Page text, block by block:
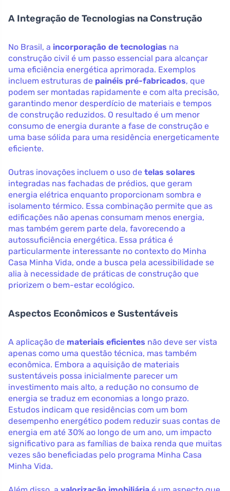
A Integração de Tecnologias na Construção
No Brasil, a incorporação de tecnologias na
construção civil é um passo essencial para alcançar
uma eficiência energética aprimorada. Exemplos
incluem estruturas de painéis pré-fabricados, que
podem ser montadas rapidamente e com alta precisão,
garantindo menor desperdício de materiais e tempos
de construção reduzidos. O resultado é um menor
consumo de energia durante a fase de construção e
uma base sólida para uma residência energeticamente
eficiente.
Outras inovações incluem o uso de telas solares
integradas nas fachadas de prédios, que geram
energia elétrica enquanto proporcionam sombra e
isolamento térmico. Essa combinação permite que as
edificações não apenas consumam menos energia,
mas também gerem parte dela, favorecendo a
autossuficiência energética. Essa prática é
particularmente interessante no contexto do Minha
Casa Minha Vida, onde a busca pela acessibilidade se
alia à necessidade de práticas de construção que
priorizem o bem-estar ecológico.
Aspectos Econômicos e Sustentáveis
A aplicação de materiais eficientes não deve ser vista
apenas como uma questão técnica, mas também
econômica. Embora a aquisição de materiais
sustentáveis possa inicialmente parecer um
investimento mais alto, a redução no consumo de
energia se traduz em economias a longo prazo.
Estudos indicam que residências com um bom
desempenho energético podem reduzir suas contas de
energia em até 30% ao longo de um ano, um impacto
significativo para as famílias de baixa renda que muitas
vezes são beneficiadas pelo programa Minha Casa
Minha Vida.